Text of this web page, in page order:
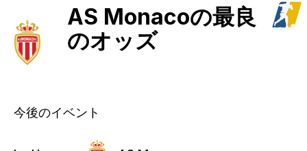
AS Monacoの最良
のオッズ
今後のイベント